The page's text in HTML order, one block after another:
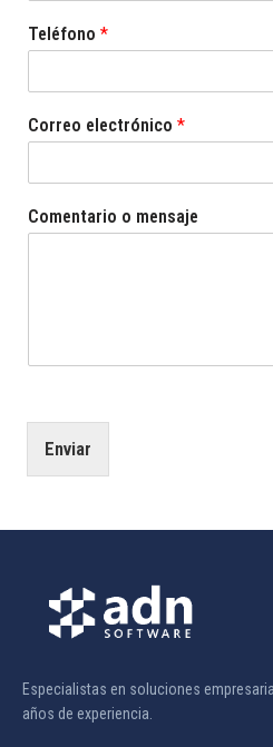
Teléfono *
Correo electrónico *
Comentario o mensaje
Enviar
Especialistas en soluciones
años de experiencia.